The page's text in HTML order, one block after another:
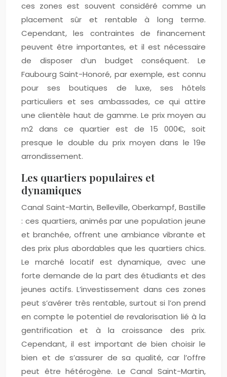
ces zones est souvent considéré comme un
placement sûr et rentable à long terme.
Cependant, les contraintes de financement
peuvent être importantes, et il est nécessaire
de disposer d’un budget conséquent. Le
Faubourg Saint-Honoré, par exemple, est connu
pour ses boutiques de luxe, ses hôtels
particuliers et ses ambassades, ce qui attire
une clientèle haut de gamme. Le prix moyen au
m2 dans ce quartier est de 15 000€, soit
presque le double du prix moyen dans le 19e
arrondissement.
Les quartiers populaires et
dynamiques
Canal Saint-Martin, Belleville, Oberkampf, Bastille
: ces quartiers, animés par une population jeune
et branchée, offrent une ambiance vibrante et
des prix plus abordables que les quartiers chics.
Le marché locatif est dynamique, avec une
forte demande de la part des étudiants et des
jeunes actifs. L’investissement dans ces zones
peut s’avérer très rentable, surtout si l’on prend
en compte le potentiel de revalorisation lié à la
gentrification et à la croissance des prix.
Cependant, il est important de bien choisir le
bien et de s’assurer de sa qualité, car l’offre
peut être hétérogène. Le Canal Saint-Martin,